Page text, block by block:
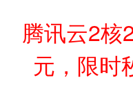
腾讯云2核
元，限时